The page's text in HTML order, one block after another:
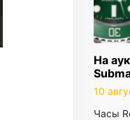
На
10
Часы